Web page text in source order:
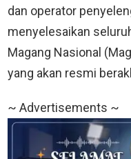
dan operator
menyelesaikan
Magang Nasional
yang akan resmi
~ Advertisements ~